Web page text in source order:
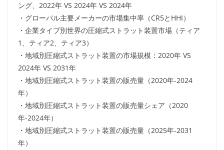
ング、2022年 VS 2024年 VS 2024年
・グローバル主要メーカーの市場集中率（CR5とHHI）
・企業タイプ別世界の圧縮式ストラット装置市場（ティア
1、ティア2、ティア3）
・地域別圧縮式ストラット装置の市場規模：2020年 VS
2024年 VS 2031年
・地域別圧縮式ストラット装置の販売量（2020年-2024
年）
・地域別圧縮式ストラット装置の販売量シェア（2020
年-2024年）
・地域別圧縮式ストラット装置の販売量（2025年-2031
年）